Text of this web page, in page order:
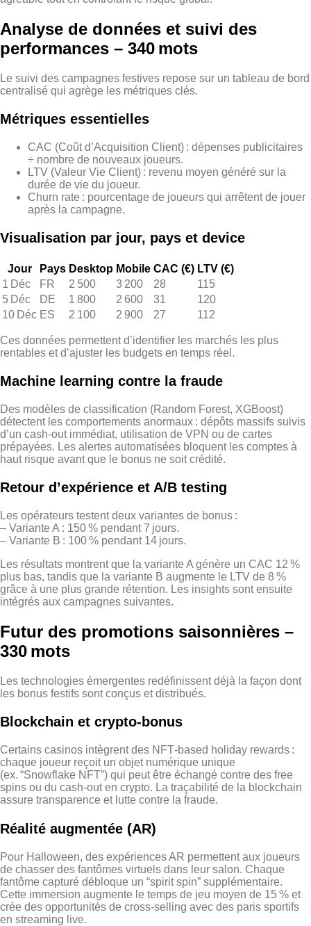
Analyse de données et suivi des
performances – 340 mots
Le suivi des campagnes festives repose sur un tableau de bord
centralisé qui agrège les métriques clés.
Métriques essentielles
CAC (Coût d’Acquisition Client) : dépenses publicitaires
÷ nombre de nouveaux joueurs.
LTV (Valeur Vie Client) : revenu moyen généré sur la
durée de vie du joueur.
Churn rate : pourcentage de joueurs qui arrêtent de jouer
après la campagne.
Visualisation par jour, pays et device
Jour Pays Desktop Mobile CAC (€) LTV (€)
1 Déc
FR 2 500 3 200 28
115
5 Déc
DE 1 800 2 600 31
120
10 Déc ES 2 100 2 900 27 112
Ces données permettent d’identifier les marchés les plus
rentables et d’ajuster les budgets en temps réel.
Machine learning contre la fraude
Des modèles de classification (Random Forest, XGBoost)
détectent les comportements anormaux : dépôts massifs suivis
d’un cash‑out immédiat, utilisation de VPN ou de cartes
prépayées. Les alertes automatisées bloquent les comptes à
haut risque avant que le bonus ne soit crédité.
Retour d’expérience et A/B testing
Les opérateurs testent deux variantes de bonus :
– Variante A : 150 % pendant 7 jours.
– Variante B : 100 % pendant 14 jours.
Les résultats montrent que la variante A génère un CAC 12 %
plus bas, tandis que la variante B augmente le LTV de 8 %
grâce à une plus grande rétention. Les insights sont ensuite
intégrés aux campagnes suivantes.
Futur des promotions saisonnières –
330 mots
Les technologies émergentes redéfinissent déjà la façon dont
les bonus festifs sont conçus et distribués.
Blockchain et crypto‑bonus
Certains casinos intègrent des NFT‑based holiday rewards :
chaque joueur reçoit un objet numérique unique
(ex. “Snowflake NFT”) qui peut être échangé contre des free
spins ou du cash‑out en crypto. La traçabilité de la blockchain
assure transparence et lutte contre la fraude.
Réalité augmentée (AR)
Pour Halloween, des expériences AR permettent aux joueurs
de chasser des fantômes virtuels dans leur salon. Chaque
fantôme capturé débloque un “spirit spin” supplémentaire.
Cette immersion augmente le temps de jeu moyen de 15 % et
crée des opportunités de cross‑selling avec des paris sportifs
en streaming live.